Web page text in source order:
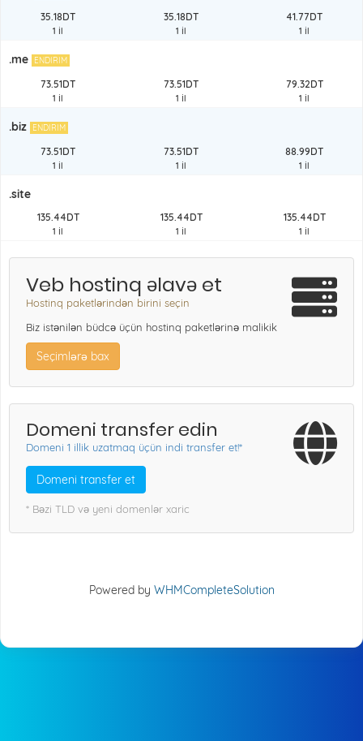
35.18DT
1 İl
35.18DT
1 İl
41.77DT
1 İl
.me ENDIRIM
73.51DT
1 İl
73.51DT
1 İl
79.32DT
1 İl
.biz ENDIRIM
73.51DT
1 İl
73.51DT
1 İl
88.99DT
1 İl
.site
135.44DT
1 İl
135.44DT
1 İl
135.44DT
1 İl
Veb hostinq əlavə et
Hostinq paketlərindən birini seçin
Biz istənilən büdcə üçün hostinq paketlərinə malikik
Seçimlərə bax
Domeni transfer edin
Domeni 1 illik uzatmaq üçün indi transfer et!*
Domeni transfer et
* Bəzi TLD və yeni domenlər xaric
Powered by WHMCompleteSolution